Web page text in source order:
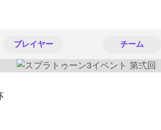
プレイヤー チーム